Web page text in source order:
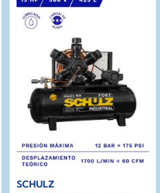
SCHULZ